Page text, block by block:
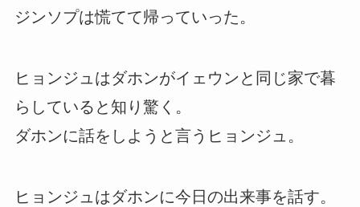
ジンソプは慌てて帰っていった。
ヒョンジュはダホンがイェウンと同じ家で暮
らしていると知り驚く。
ダホンに話をしようと言うヒョンジュ。
ヒョンジュはダホンに今日の出来事を話す。